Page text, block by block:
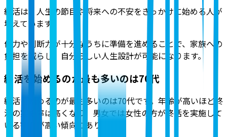
終活は、人生の節目や将来への不安をきっかけに始める人が
増えています。
体力や判断力が十分なうちに準備を進めることで、家族への
負担を減らし、自分らしい人生設計が可能になります。
終活を始めるのが最も多いのは70代
終活を始めるのが最も多いのは70代です。年齢が高いほど終
活の実施率は高くなり、男女では女性の方が終活を実施して
いる割合が高い傾向にあります。